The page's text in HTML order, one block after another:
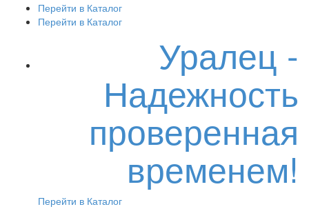
Перейти в Каталог
Перейти в Каталог
Уралец -
Надежность
проверенная
временем!
Перейти в Каталог